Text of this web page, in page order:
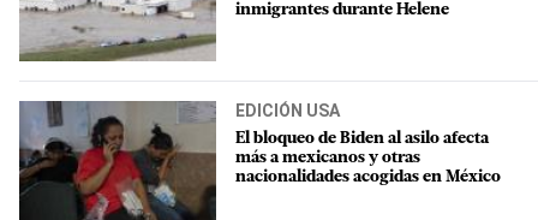
inmigrantes durante Helene
EDICIÓN USA
El bloqueo de Biden al asilo afecta
más a mexicanos y otras
nacionalidades acogidas en México